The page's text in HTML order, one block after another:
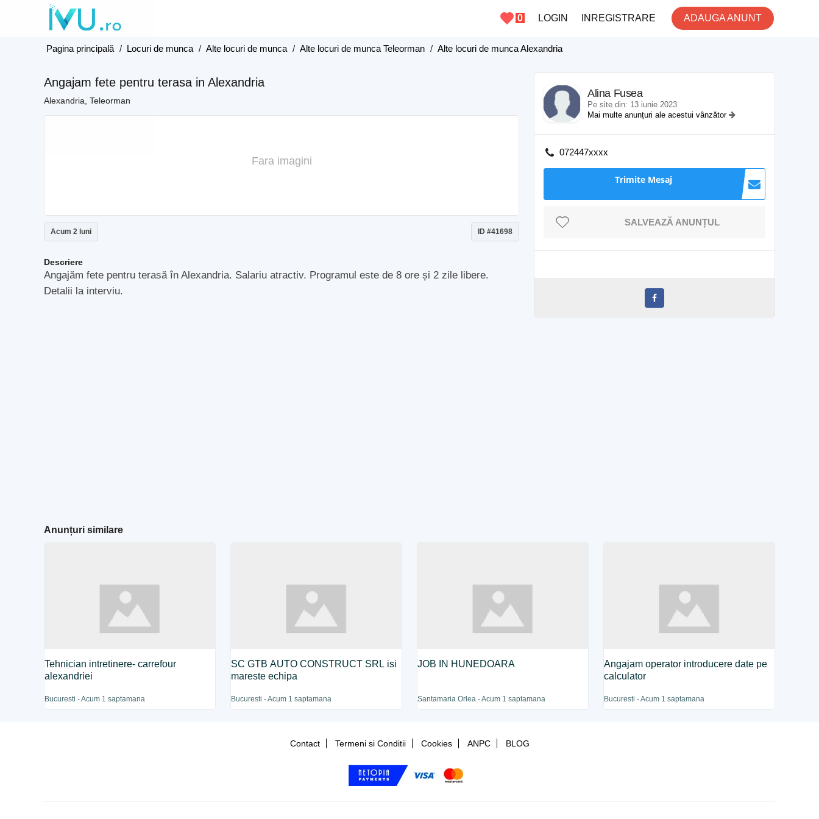
ADAUGA ANUNT
INREGISTRARE
LOGIN
0
Pagina principală / Locuri de munca / Alte locuri de munca / Alte locuri de munca Teleorman / Alte locuri de munca Alexandria
Angajam fete pentru terasa in Alexandria
Alexandria, Teleorman
Fara imagini
Acum 2 luni ID #41698
Descriere
Angajăm fete pentru terasă în Alexandria. Salariu atractiv. Programul este de 8 ore și 2 zile libere.
Detalii la interviu.
Alina Fusea
Pe site din: 13 iunie 2023
Mai multe anunțuri ale acestui vânzător
072447xxxx
Trimite Mesaj
SALVEAZĂ ANUNȚUL
Anunțuri similare
Tehnician intretinere- carrefour
alexandriei
Bucuresti - Acum 1 saptamana
SC GTB AUTO CONSTRUCT SRL isi
mareste echipa
Bucuresti - Acum 1 saptamana
JOB IN HUNEDOARA
Santamaria Orlea - Acum 1 saptamana
Angajam operator introducere date pe
calculator
Bucuresti - Acum 1 saptamana
Contact Termeni si Conditii Cookies ANPC BLOG